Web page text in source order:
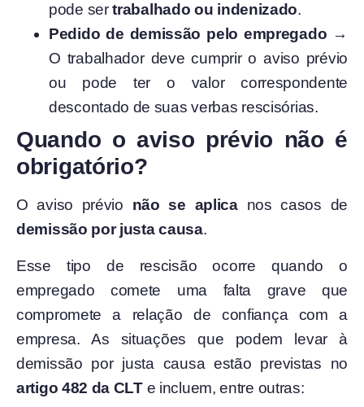
pode sertrabalhado ou indenizado.
Pedido de demissão pelo empregado →
O trabalhador deve cumprir o aviso prévio
ou pode ter o valor correspondente
descontado de suas verbas rescisórias.
Quando o aviso prévio não é
obrigatório?
O aviso prévio não se aplicanos casos de
demissão por justa causa.
Esse tipo de rescisão ocorre quando o
empregado comete uma falta grave que
compromete a relação de confiança com a
empresa. As situações que podem levar à
demissão por justa causa estão previstas no
artigo 482 da CLTe incluem, entre outras: